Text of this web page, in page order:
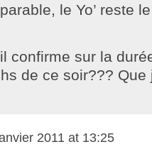
le Yo’ reste
confirme sur la
de ce soir??? Que
2011 at 13:25